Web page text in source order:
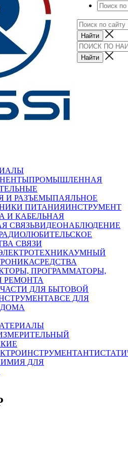
ПРОМЫШЛЕННАЯ
И РАЗЪЕМЫПАЯЛЬНОЕ
ПИТАНИЯИНСТРУМЕНТ
И КАБЕЛЬНАЯ
СВЯЗЬВИДЕОНАБЛЮДЕНИЕ
СВЯЗИ
УМНЫЙ
СРЕДСТВА
ПРОГРАММАТОРЫ,
РЕМОНТА
ДЛЯ БЫТОВОЙ
ВСЕ ДЛЯ
ДЛЯ